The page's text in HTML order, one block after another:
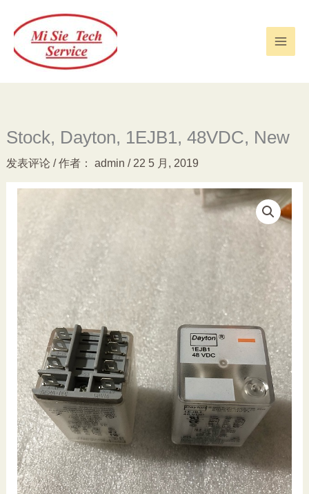
Stock, Dayton, 1EJB1, 48VDC, New
发表评论 / 作者： admin / 22 5 月, 2019